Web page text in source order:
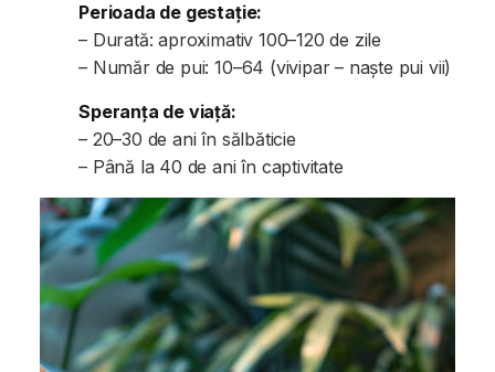
Perioada de gestație:
– Durată: aproximativ 100–120 de zile
– Număr de pui: 10–64 (vivipar – naște pui vii)
Speranța de viață:
– 20–30 de ani în sălbăticie
– Până la 40 de ani în captivitate